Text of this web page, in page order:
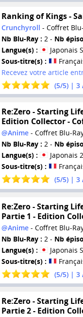
Ranking of Kings -
Crunchyroll - Coffret
Nb Blu-Ray : 2 - Nb
Langue(s) :
Japonais
Sous-titre(s) :
Recevez votre article
(5/5) | 3
Re:Zero - Starting
Edition Collector -
@Anime- Coffret Blu-
Nb Blu-Ray : 2 - Nb
Langue(s) :
Japonais
Sous-titre(s) :
(5/5) | 3
Re:Zero - Starting
Partie 1 - Edition
@Anime- Coffret Blu-
Nb Blu-Ray : 2 - Nb
Langue(s) :
Japonais
Sous-titre(s) :
(5/5) | 3
Re:Zero - Starting
Partie 2 - Edition